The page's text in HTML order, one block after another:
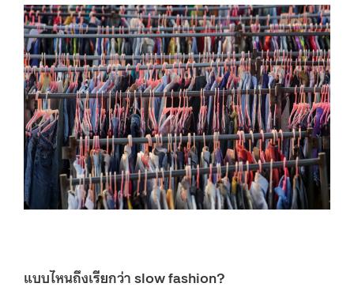
แบบไหนถึงเรียกว่า slow fashion?